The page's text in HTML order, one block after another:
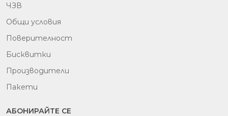
ЧЗВ
Общи условия
Поверителност
Бисквитки
Производители
Пакети
АБОНИРАЙТЕ СЕ